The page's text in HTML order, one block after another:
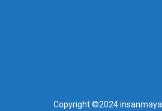
Copyright ©2024 insanmaya